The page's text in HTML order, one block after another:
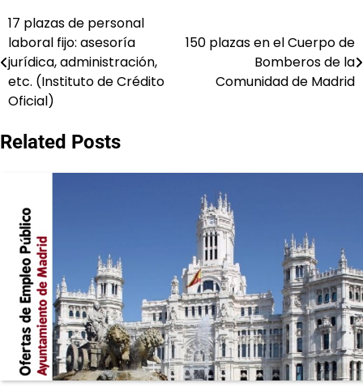
Navegación
de
entradas
17 plazas de personal
laboral fijo: asesoría
jurídica, administración,
etc. (Instituto de Crédito
Oficial)
150 plazas en el Cuerpo de
Bomberos de la
Comunidad de Madrid
Related Posts